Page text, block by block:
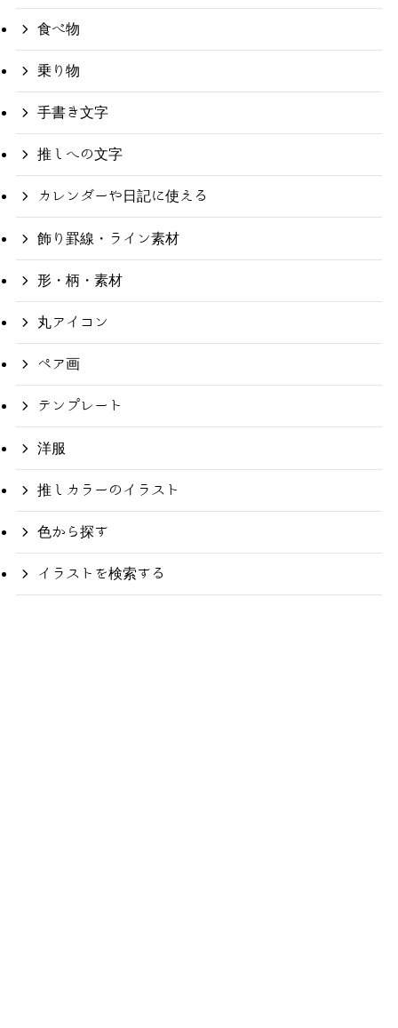
食べ物
乗り物
手書き文字
推しへの文字
カレンダーや日記に使える
飾り罫線・ライン素材
形・柄・素材
丸アイコン
ペア画
テンプレート
洋服
推しカラーのイラスト
色から探す
イラストを検索する